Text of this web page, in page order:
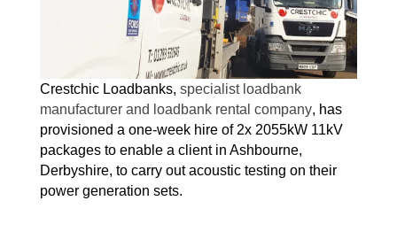
Crestchic Loadbanks, specialist loadbank
manufacturer and loadbank rental company, has
provisioned a one-week hire of 2x 2055kW 11kV
packages to enable a client in Ashbourne,
Derbyshire, to carry out acoustic testing on their
power generation sets.